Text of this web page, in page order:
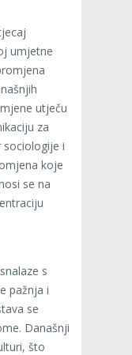
umjetne
utječu
za
i
koje
se na
s
pažnja i
se
Današnji
što